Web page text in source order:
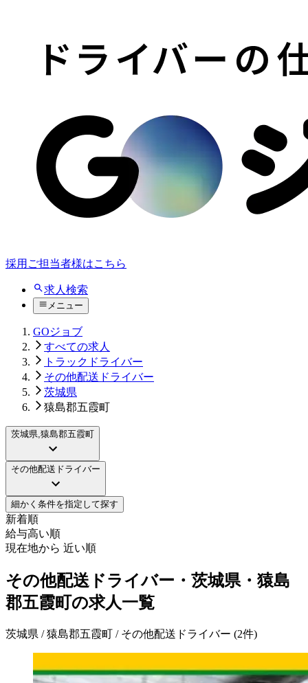
採用ご担当者様はこちら
求人検索
メニュー
GOジョブ
すべての求人
トラックドライバー
その他配送ドライバー
茨城県
猿島郡五霞町
茨城県,猿島郡五霞町
その他配送ドライバー
細かく条件を指定して探す
新着順
給与高い順
現在地から 近い順
その他配送ドライバー・茨城県・猿島
郡五霞町の求人一覧
茨城県 / 猿島郡五霞町 / その他配送ドライバー (2件)